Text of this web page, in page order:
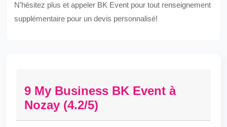
N’hésitez plus et appeler BK Event pour tout renseignement
supplémentaire pour un devis personnalisé!
9 My Business BK Event à
Nozay (4.2/5)